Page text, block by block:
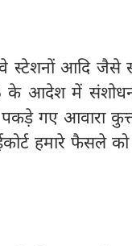
स्टेशनों आदि जैसे
के आदेश में
पकड़े गए आवारा
हमारे फैसले